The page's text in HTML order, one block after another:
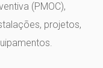
(PMOC),
projetos,